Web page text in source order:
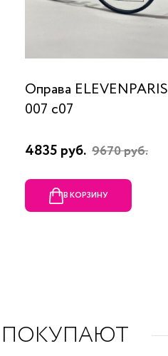
Оправа
007 c07
4835 руб. 9670 руб.
В КОРЗИНУ